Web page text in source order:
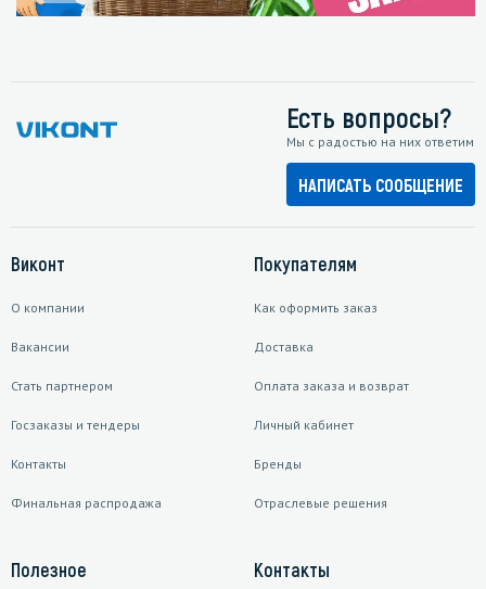
Есть вопросы?
Мы с радостью на них ответим
НАПИСАТЬ СООБЩЕНИЕ
Виконт
О компании
Вакансии
Стать партнером
Госзаказы и тендеры
Контакты
Финальная распродажа
Покупателям
Как оформить заказ
Доставка
Оплата заказа и возврат
Личный кабинет
Бренды
Отраслевые решения
Полезное Контакты